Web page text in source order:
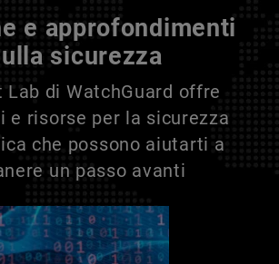
e approfondimenti
sicurezza
Lab di WatchGuard offre
e risorse per la sicurezza
che possono aiutarti a
un passo avanti